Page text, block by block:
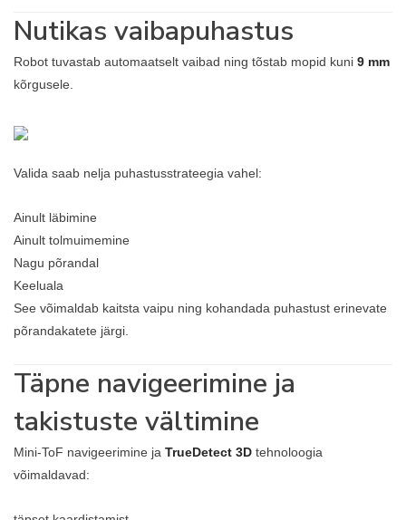
Nutikas vaibapuhastus
Robot tuvastab automaatselt vaibad ning tõstab mopid kuni 9 mm
kõrgusele.
Valida saab nelja puhastusstrateegia vahel:
Ainult läbimine
Ainult tolmuimemine
Nagu põrandal
Keeluala
See võimaldab kaitsta vaipu ning kohandada puhastust erinevate
põrandakatete järgi.
Täpne navigeerimine ja
takistuste vältimine
Mini-ToF navigeerimine ja TrueDetect 3D tehnoloogia
võimaldavad: